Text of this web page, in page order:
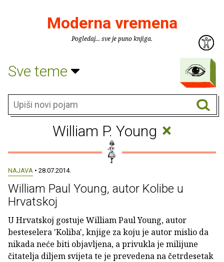
Moderna vremena
Pogledaj... sve je puno knjiga.
Sve teme
William P. Young ×
NAJAVA • 28.07.2014.
William Paul Young, autor Kolibe u
Hrvatskoj
U Hrvatskoj gostuje William Paul Young, autor
besteselera 'Koliba', knjige za koju je autor mislio da
nikada neće biti objavljena, a privukla je milijune
čitatelja diljem svijeta te je prevedena na četrdesetak